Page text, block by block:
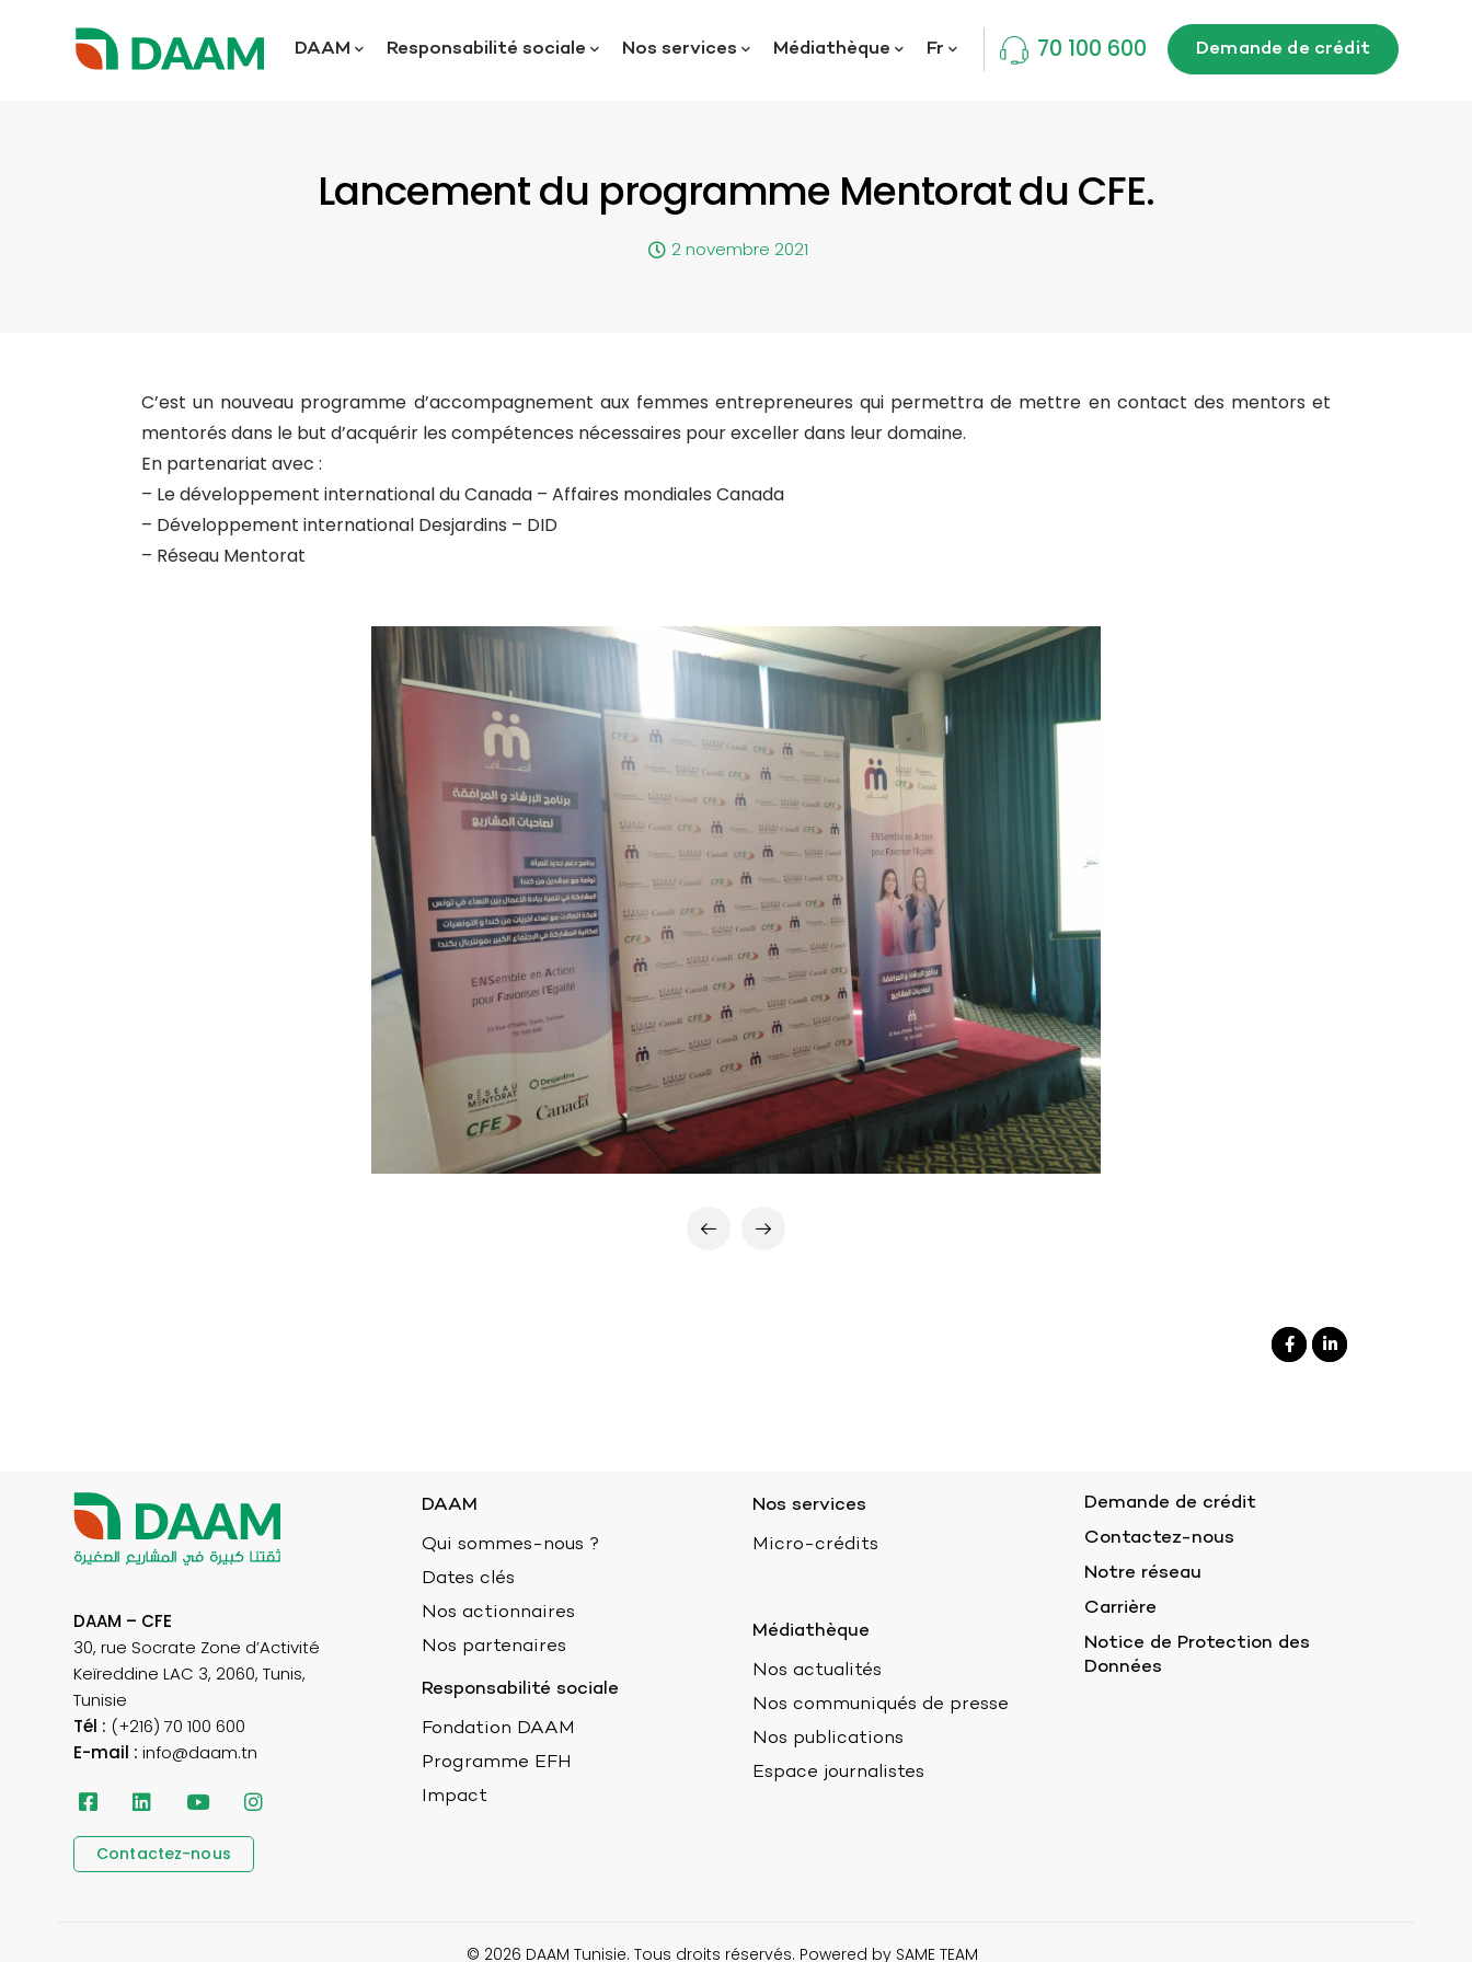
DAAM Responsabilité sociale Nos services Médiathèque Fr 70 100 600 Demande de crédit
Lancement du programme Mentorat du CFE.
2 novembre 2021
C’est un nouveau programme d’accompagnement aux femmes entrepreneures qui permettra de mettre en contact des mentors et
mentorés dans le but d’acquérir les compétences nécessaires pour exceller dans leur domaine.
En partenariat avec :
– Le développement international du Canada – Affaires mondiales Canada
– Développement international Desjardins – DID
– Réseau Mentorat
DAAM – CFE
30, rue Socrate Zone d’Activité
Keïreddine LAC 3, 2060, Tunis,
Tunisie
Tél : (+216) 70 100 600
E-mail : info@daam.tn
Contactez-nous
DAAM
Qui sommes-nous ?
Dates clés
Nos actionnaires
Nos partenaires
Responsabilité sociale
Fondation DAAM
Programme EFH
Impact
Nos services
Micro-crédits
Médiathèque
Nos actualités
Nos communiqués de presse
Nos publications
Espace journalistes
Demande de crédit
Contactez-nous
Notre réseau
Carrière
Notice de Protection des
Données
© 2026 DAAM Tunisie. Tous droits réservés. Powered by SAME TEAM